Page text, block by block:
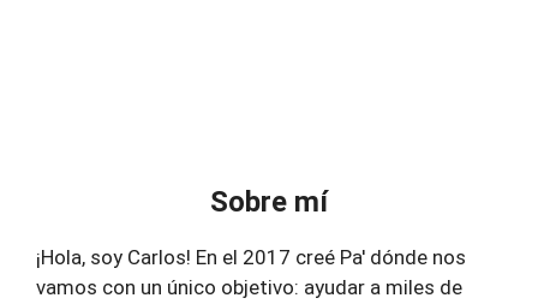
Sobre mí
¡Hola, soy Carlos! En el 2017 creé Pa' dónde nos
vamos con un único objetivo: ayudar a miles de